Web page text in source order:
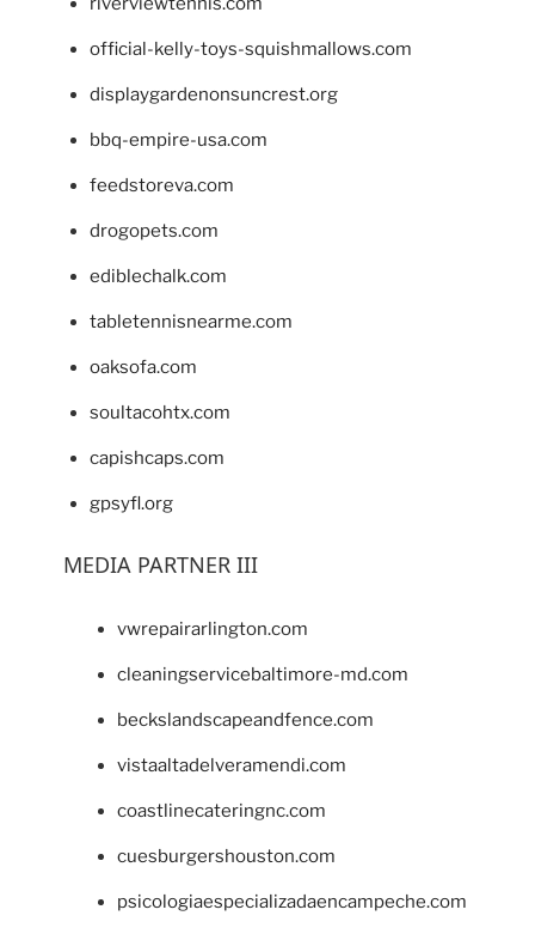
official-kelly-toys-squishmallows.com
displaygardenonsuncrest.org
bbq-empire-usa.com
feedstoreva.com
drogopets.com
ediblechalk.com
tabletennisnearme.com
oaksofa.com
soultacohtx.com
capishcaps.com
gpsyfl.org
MEDIA PARTNER III
vwrepairarlington.com
cleaningservicebaltimore-md.com
beckslandscapeandfence.com
vistaaltadelveramendi.com
coastlinecateringnc.com
cuesburgershouston.com
psicologiaespecializadaencampeche.com